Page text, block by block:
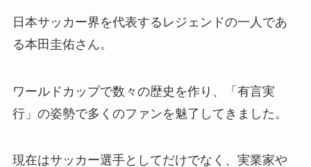
日本サッカー界を代表するレジェンドの一人であ
る本田圭佑さん。
ワールドカップで数々の歴史を作り、「有言実
行」の姿勢で多くのファンを魅了してきました。
現在はサッカー選手としてだけでなく、実業家や